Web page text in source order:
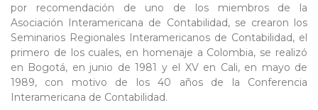
por recomendación de uno de los miembros de la
Asociación Interamericana de Contabilidad, se crearon los
Seminarios Regionales Interamericanos de Contabilidad, el
primero de los cuales, en homenaje a Colombia, se realizó
en Bogotá, en junio de 1981 y el XV en Cali, en mayo de
1989, con motivo de los 40 años de la Conferencia
Interamericana de Contabilidad.